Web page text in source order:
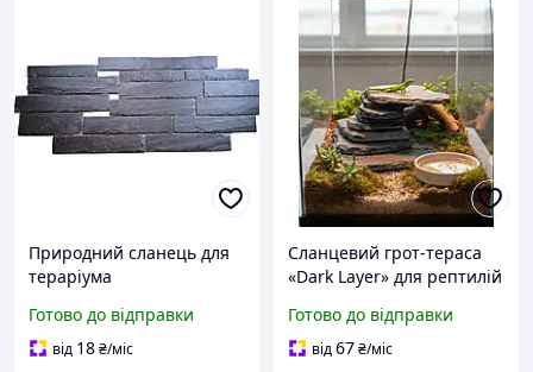
Природний сланець для
тераріума
Готово до відправки
від 18₴/міс
Сланцевий грот-тераса
«Dark Layer» для рептилій
Готово до відправки
від67₴/міс